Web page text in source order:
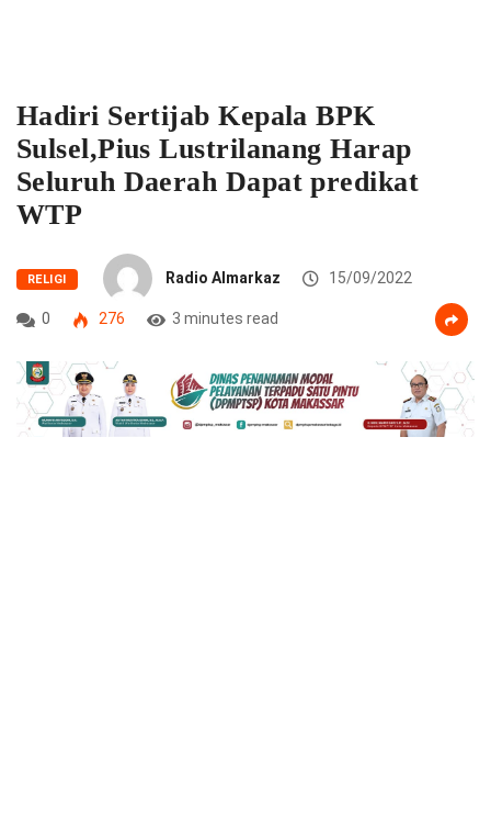
Hadiri Sertijab Kepala BPK
Sulsel,Pius Lustrilanang Harap
Seluruh Daerah Dapat predikat
WTP
RELIGI Radio Almarkaz 15/09/2022
0 276 3 minutes read